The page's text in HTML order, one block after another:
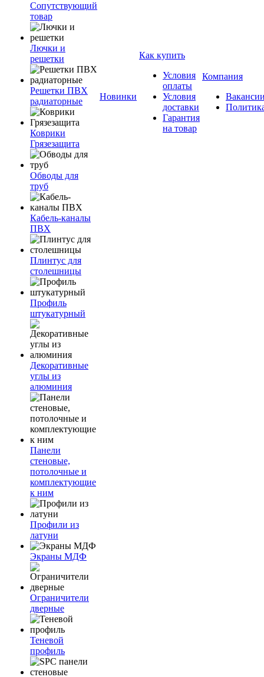
Сопутствующий
товар
Лючки и
решетки
Решетки ПВХ
радиаторные
Коврики
Грязезащита
Обводы для
труб
Кабель-каналы
ПВХ
Плинтус для
столешницы
Профиль
штукатурный
Декоративные
углы из
алюминия
Панели
стеновые,
потолочные и
комплектующие
к ним
Профили из
латуни
Экраны МДФ
Ограничители
дверные
Теневой
профиль
Новинки
Как купить
Условия
оплаты
Условия
доставки
Гарантия
на товар
Компания